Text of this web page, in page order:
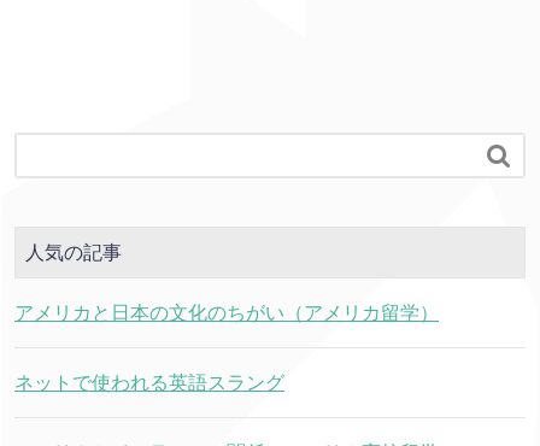

人気の記事
アメリカと日本の文化のちがい（アメリカ留学）
ネットで使われる英語スラング